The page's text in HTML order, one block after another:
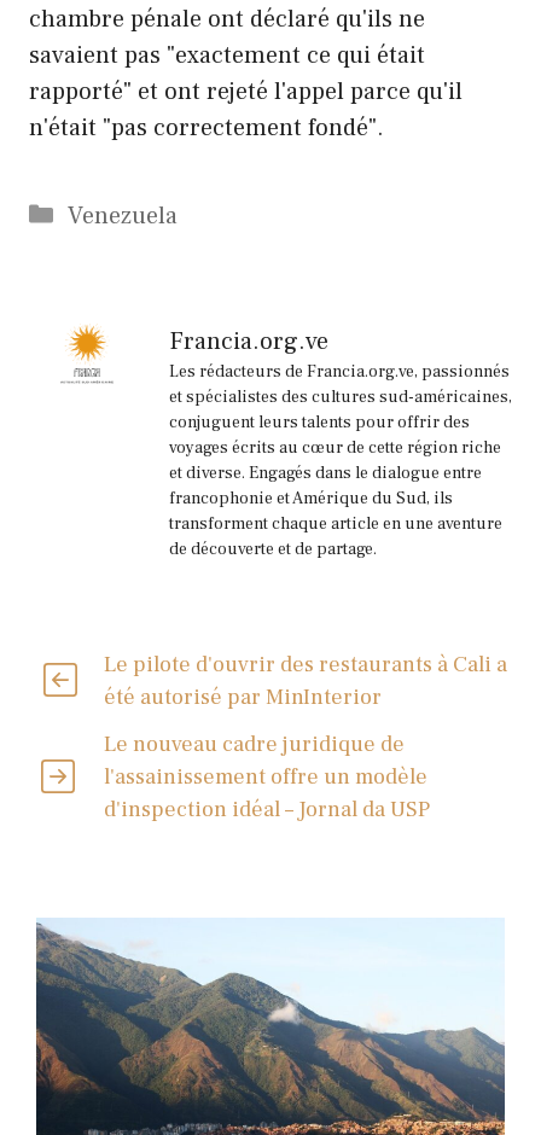
chambre pénale ont déclaré qu'ils ne
savaient pas "exactement ce qui était
rapporté" et ont rejeté l'appel parce qu'il
n'était "pas correctement fondé".
Catégories
Venezuela
Francia.org.ve
Les rédacteurs de Francia.org.ve, passionnés
et spécialistes des cultures sud-américaines,
conjuguent leurs talents pour offrir des
voyages écrits au cœur de cette région riche
et diverse. Engagés dans le dialogue entre
francophonie et Amérique du Sud, ils
transforment chaque article en une aventure
de découverte et de partage.
Le pilote d'ouvrir des restaurants à Cali a
été autorisé par MinInterior
Le nouveau cadre juridique de
l'assainissement offre un modèle
d'inspection idéal – Jornal da USP